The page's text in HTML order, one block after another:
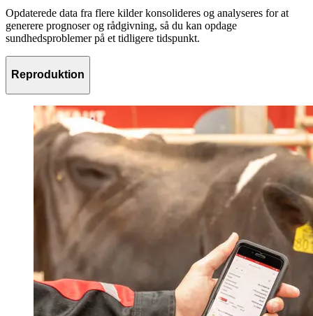
Opdaterede data fra flere kilder konsolideres og analyseres for at
generere prognoser og rådgivning, så du kan opdage
sundhedsproblemer på et tidligere tidspunkt.
Reproduktion